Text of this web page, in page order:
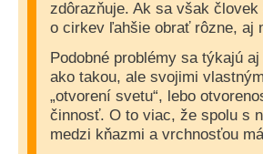
zdôrazňuje. Ak sa však
o cirkev ľahšie obrať rôzne, aj
Podobné problémy sa týkajú
ako takou, ale svojimi
„otvorení svetu“, lebo
činnosť. O to viac, že spolu s
medzi kňazmi a vrchnosťou